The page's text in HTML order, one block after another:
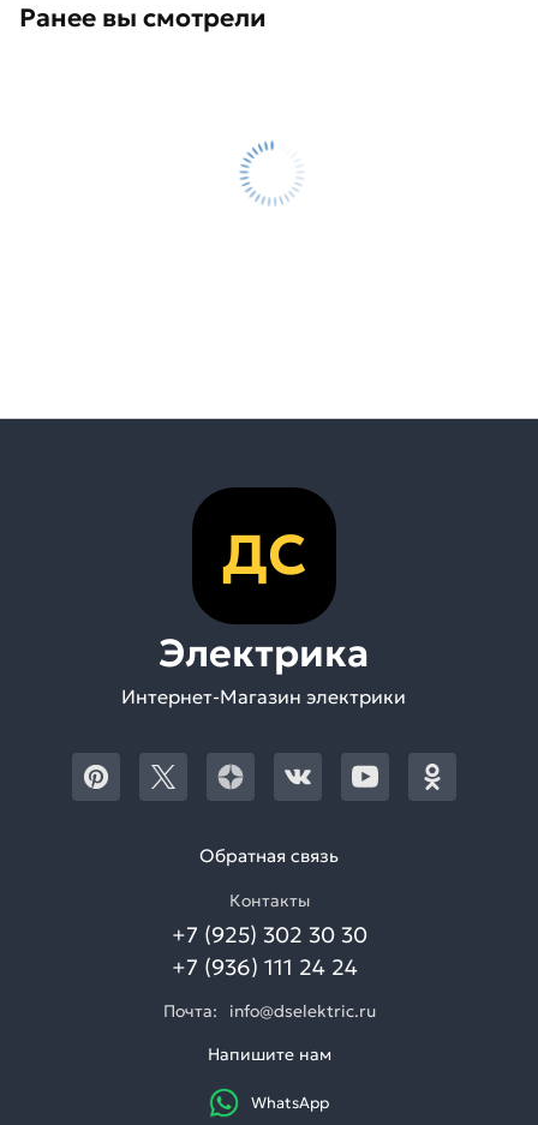
Ранее вы смотрели
ДС
Электрика
Интернет-Магазин электрики
Обратная связь
Контакты
+7 (925) 302 30 30
+7 (936) 111 24 24
Почта:
info@dselektric.ru
Напишите нам
WhatsApp